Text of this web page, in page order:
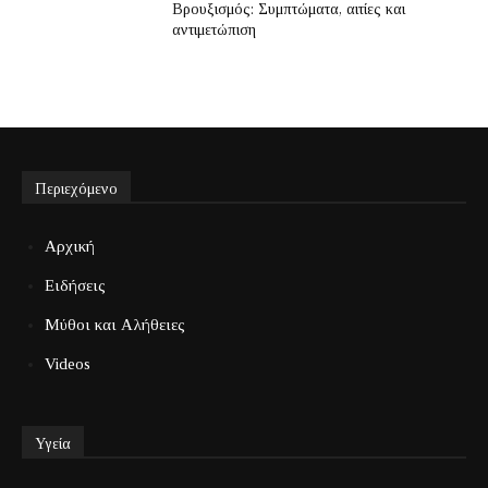
Βρουξισμός: Συμπτώματα, αιτίες και
αντιμετώπιση
Περιεχόμενο
Αρχική
Ειδήσεις
Μύθοι και Αλήθειες
Videos
Υγεία